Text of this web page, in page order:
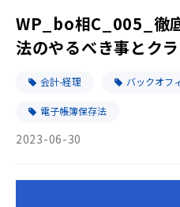
WP_bo相C_005_徹
法のやるべき事とク
会計-経理 バックオフ
電子帳簿保存法
2023-06-30